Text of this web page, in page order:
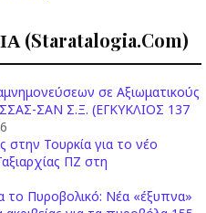
(staratalogia.com)
σε Αξιωματικούς
ΣΑΝ Σ.Ξ. (ΕΓΚΥΚΛΙΟΣ 137
στην Τουρκία για το νέο
ΠΖ στη
το Πυροβολικό: Νέα «έξυπνα»